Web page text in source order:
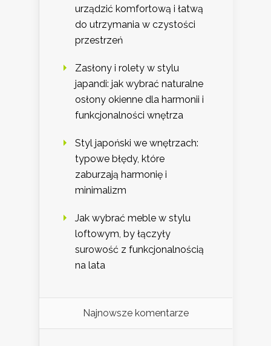
urządzić komfortową i łatwą
do utrzymania w czystości
przestrzeń
Zasłony i rolety w stylu
japandi: jak wybrać naturalne
osłony okienne dla harmonii i
funkcjonalności wnętrza
Styl japoński we wnętrzach:
typowe błędy, które
zaburzają harmonię i
minimalizm
Jak wybrać meble w stylu
loftowym, by łączyły
surowość z funkcjonalnością
na lata
Najnowsze komentarze